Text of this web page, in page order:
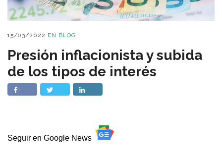
15/03/2022 EN BLOG
Presión inflacionista y subida
de los tipos de interés
Seguir en Google News